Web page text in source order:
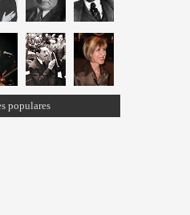
populares